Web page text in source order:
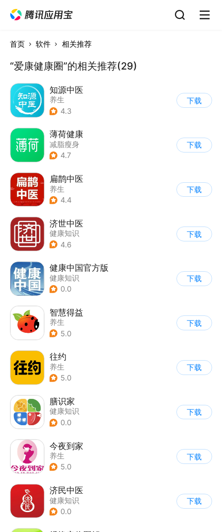
首页 软件 相关推荐
“爱康健康圈”的相关推荐(29)
知源中医
养生
4.3
下载
薄荷健康
减脂瘦身
4.7
下载
扁鹊中医
养生
4.4
下载
济世中医
健康知识
4.6
下载
健康中国官方版
健康知识
0.0
下载
智慧得益
养生
5.0
下载
往约
养生
5.0
下载
膳识家
健康知识
0.0
下载
今夜到家
养生
5.0
下载
济民中医
健康知识
0.0
下载